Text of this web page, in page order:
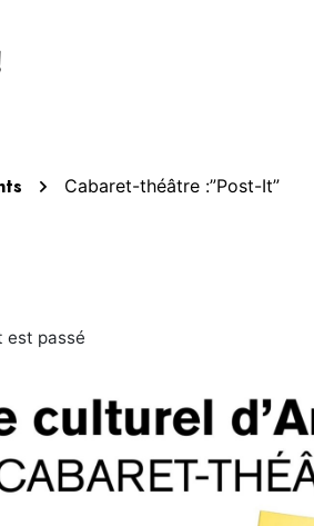
Cabaret-théâtre :”Post-It”
est passé